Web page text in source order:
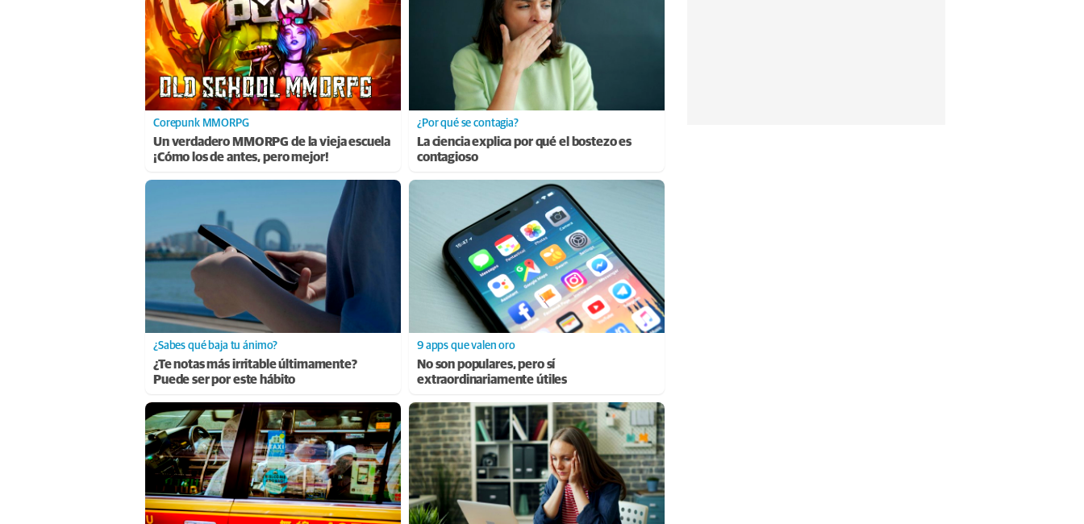
Corepunk MMORPG
Un verdadero MMORPG de la vieja escuela
¡Cómo los de antes, pero mejor!
¿Por qué se contagia?
La ciencia explica por qué el bostezo es
contagioso
¿Sabes qué baja tu ánimo?
¿Te notas más irritable últimamente?
Puede ser por este hábito
9 apps que valen oro
No son populares, pero sí
extraordinariamente útiles